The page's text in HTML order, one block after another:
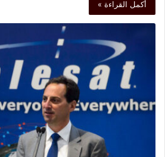
أكمل القراءة »